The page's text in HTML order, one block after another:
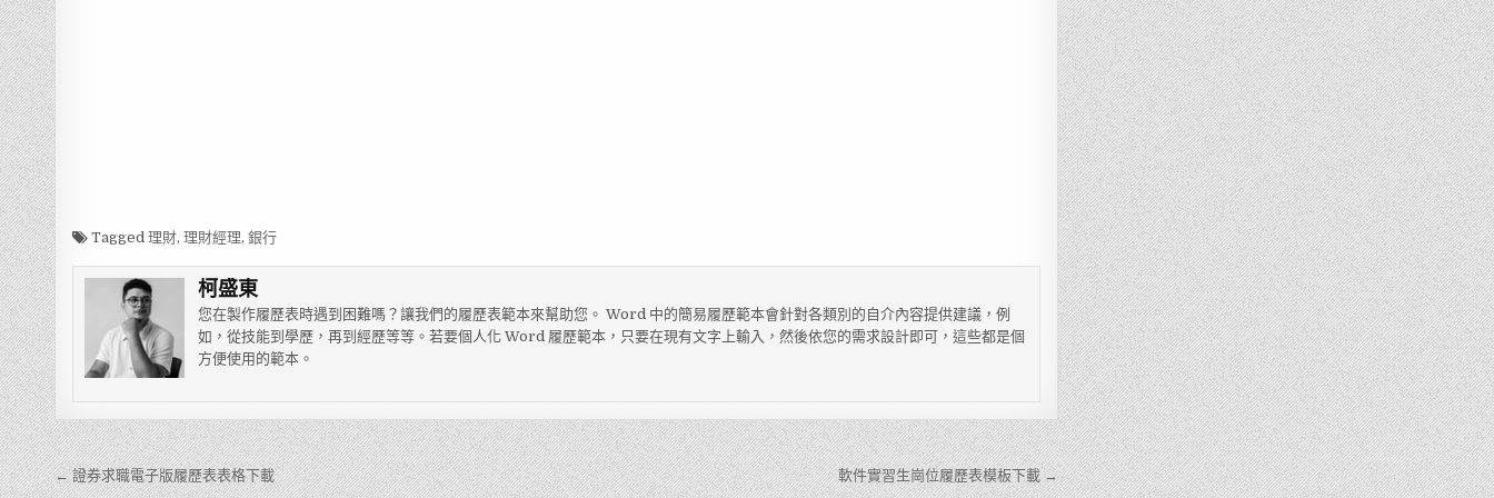
Tagged理財,理財經理,銀行
柯盛東
您在製作履歷表時遇到困難嗎？讓我們的履歷表範本來幫助您。 Word 中的簡易履歷範本會針對各類別的自介內容提供建議，例
如，從技能到學歷，再到經歷等等。若要個人化 Word 履歷範本，只要在現有文字上輸入，然後依您的需求設計即可，這些都是個
方便使用的範本。
← 證券求職電子版履歷表表格下載 軟件實習生崗位履歷表模板下載 →